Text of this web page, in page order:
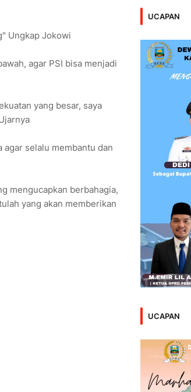
Ungkap Jokowi
agar PSI bisa menjadi
yang besar, saya
selalu membantu dan
mengucapkan berbahagia,
yang akan memberikan
UCAPAN
UCAPAN